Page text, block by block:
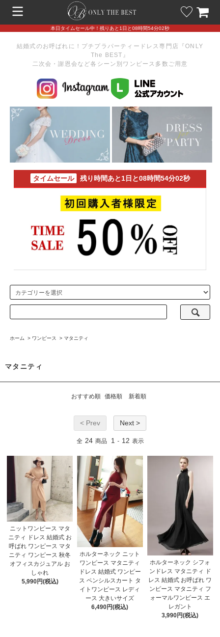
本日タイムセール中！残りあと1日と08時間54分01秒
結婚式のお呼ばれに！プチプラパーティードレス専門店『ONLY
The BEST』
二次会・謝恩会など各シーン別ワンピース多数ご用意
タイムセール 残り時間あと1日と08時間54分01秒
ホーム > ワンピース > マタニティ
マタニティ
おすすめ順 価格順 新着順
< Prev Next >
全 24 商品 1 - 12 表示
ニットワンピース マタ
ニティ ドレス 結婚式 お
呼ばれ ワンピース マタ
ニティ ワンピース 秋冬
オフィスカジュアル お
しゃれ
5,990円(税込)
ホルターネック ニット
ワンピース マタニティ
ドレス 結婚式 ワンピー
ス ペンシルスカート タ
イトワンピース レディ
ース 大きいサイズ
6,490円(税込)
ホルターネック シフォ
ンドレス マタニティ ド
レス 結婚式 お呼ばれ ワ
ンピース マタニティ フ
ォーマルワンピース エ
レガント
3,990円(税込)